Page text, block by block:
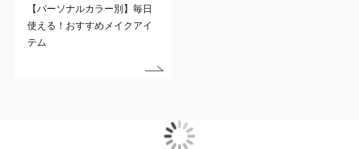
【パーソナルカラー別】毎日
使える！おすすめメイクアイ
テム